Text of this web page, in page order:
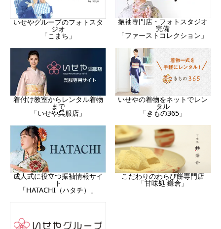
いせやグループのフォトスタ
ジオ
「こまち」
振袖専門店・フォトスタジオ
完備
「ファーストコレクション」
着付け教室からレンタル着物
まで
「いせや呉服店」
いせやの着物をネットでレン
タル
「きもの365」
成人式に役立つ振袖情報サイ
ト
「HATACHI（ハタチ）」
こだわりのわらび餅専門店
「甘味処 鎌倉」